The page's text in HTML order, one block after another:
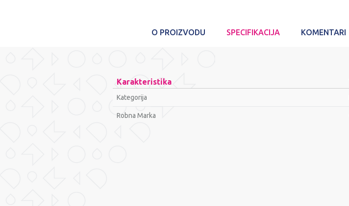
O PROIZVODU SPECIFIKACIJA KOMENTARI
Karakteristika
Kategorija
Robna Marka